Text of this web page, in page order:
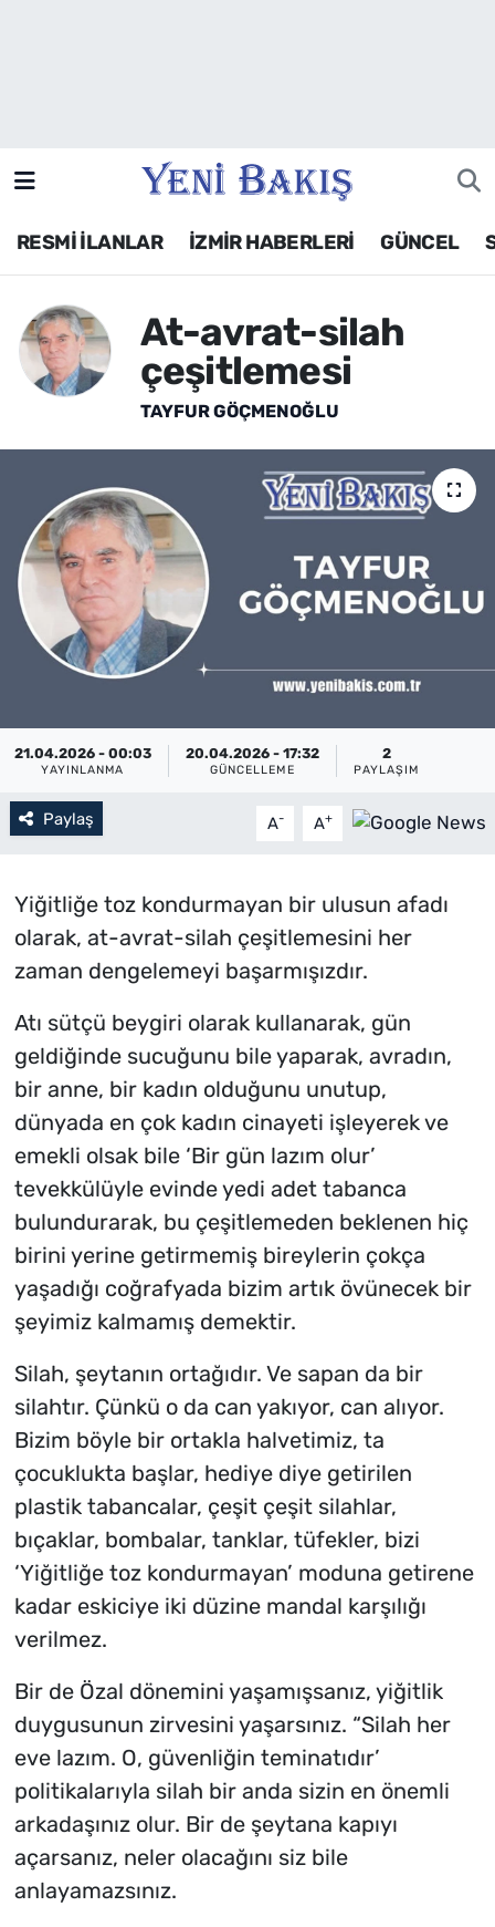
RESMİ İLANLAR İZMİR HABERLERİ GÜNCEL
At-avrat-silah
çeşitlemesi
TAYFUR GÖÇMENOĞLU
21.04.2026 - 00:03
YAYINLANMA
20.04.2026 - 17:32
GÜNCELLEME
2
PAYLAŞIM
Paylaş A- A+
Yiğitliğe toz kondurmayan bir ulusun afadı
olarak, at-avrat-silah çeşitlemesini her
zaman dengelemeyi başarmışızdır.
Atı sütçü beygiri olarak kullanarak, gün
geldiğinde sucuğunu bile yaparak, avradın,
bir anne, bir kadın olduğunu unutup,
dünyada en çok kadın cinayeti işleyerek ve
emekli olsak bile ‘Bir gün lazım olur’
tevekkülüyle evinde yedi adet tabanca
bulundurarak, bu çeşitlemeden beklenen hiç
birini yerine getirmemiş bireylerin çokça
yaşadığı coğrafyada bizim artık övünecek bir
şeyimiz kalmamış demektir.
Silah, şeytanın ortağıdır. Ve sapan da bir
silahtır. Çünkü o da can yakıyor, can alıyor.
Bizim böyle bir ortakla halvetimiz, ta
çocuklukta başlar, hediye diye getirilen
plastik tabancalar, çeşit çeşit silahlar,
bıçaklar, bombalar, tanklar, tüfekler, bizi
‘Yiğitliğe toz kondurmayan’ moduna getirene
kadar eskiciye iki düzine mandal karşılığı
verilmez.
Bir de Özal dönemini yaşamışsanız, yiğitlik
duygusunun zirvesini yaşarsınız. “Silah her
eve lazım. O, güvenliğin teminatıdır’
politikalarıyla silah bir anda sizin en önemli
arkadaşınız olur. Bir de şeytana kapıyı
açarsanız, neler olacağını siz bile
anlayamazsınız.
Siyaset
Asayiş / Polis-Adliye
Spor
Künye
İletişim